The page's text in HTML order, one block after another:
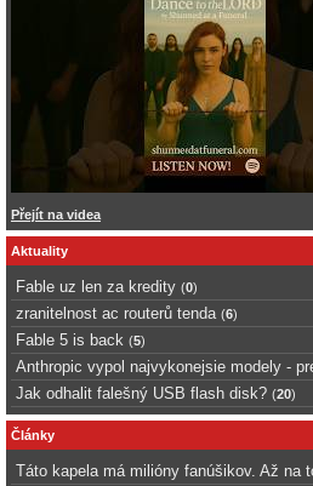
Přejít na videa
Aktuality
Fable uz len za kredity (0)
zranitelnost ac routerů tenda (6)
Fable 5 is back (5)
Anthropic vypol najvykonejsie modely -
Jak odhalit falešný USB flash disk? (20)
Články
Táto kapela má milióny fanúšikov. Až na